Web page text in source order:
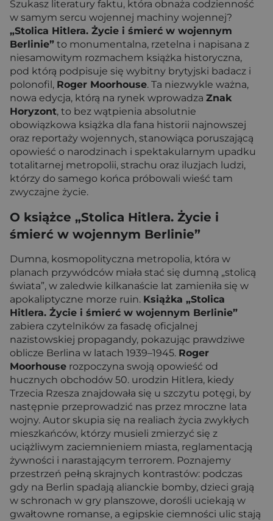
Szukasz literatury faktu, która obnaża codzienność
w samym sercu wojennej machiny wojennej?
„Stolica Hitlera. Życie i śmierć w wojennym
Berlinie” to monumentalna, rzetelna i napisana z
niesamowitym rozmachem książka historyczna,
pod którą podpisuje się wybitny brytyjski badacz i
polonofil, Roger Moorhouse. Ta niezwykle ważna,
nowa edycja, którą na rynek wprowadza Znak
Horyzont, to bez wątpienia absolutnie
obowiązkowa książka dla fana historii najnowszej
oraz reportaży wojennych, stanowiąca poruszającą
opowieść o narodzinach i spektakularnym upadku
totalitarnej metropolii, strachu oraz iluzjach ludzi,
którzy do samego końca próbowali wieść tam
zwyczajne życie.
O książce „Stolica Hitlera. Życie i
śmierć w wojennym Berlinie”
Dumna, kosmopolityczna metropolia, która w
planach przywódców miała stać się dumną „stolicą
świata”, w zaledwie kilkanaście lat zamieniła się w
apokaliptyczne morze ruin. Książka „Stolica
Hitlera. Życie i śmierć w wojennym Berlinie”
zabiera czytelników za fasadę oficjalnej
nazistowskiej propagandy, pokazując prawdziwe
oblicze Berlina w latach 1939–1945. Roger
Moorhouse rozpoczyna swoją opowieść od
hucznych obchodów 50. urodzin Hitlera, kiedy
Trzecia Rzesza znajdowała się u szczytu potęgi, by
następnie przeprowadzić nas przez mroczne lata
wojny. Autor skupia się na realiach życia zwykłych
mieszkańców, którzy musieli zmierzyć się z
uciążliwym zaciemnieniem miasta, reglamentacją
żywności i narastającym terrorem. Poznajemy
przestrzeń pełną skrajnych kontrastów: podczas
gdy na Berlin spadają alianckie bomby, dzieci grają
w schronach w gry planszowe, dorośli uciekają w
gwałtowne romanse, a egipskie ciemności ulic stają